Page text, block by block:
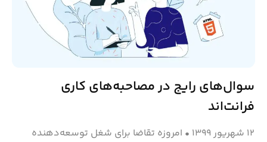
سوال‌های رایج در مصاحبه‌های کاری
فرانت‌اند
۱۲ شهریور ۱۳۹۹ • امروزه تقاضا برای شغل توسعه‌دهنده